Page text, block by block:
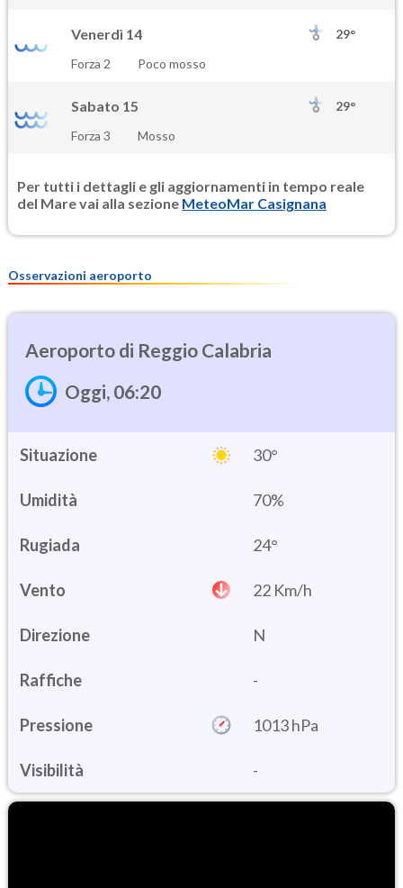
Venerdì 14
29°
Forza 2
Poco mosso
Sabato 15
29°
Forza 3
Mosso
Per tutti i dettagli e gli aggiornamenti in tempo reale
del Mare vai alla sezione MeteoMar Casignana
Osservazioni aeroporto
Reggio Calabria
Oggi, 06:20
Situazione 30°
Umidità 70%
24°
Vento 22 Km/h
Direzione N
Raffiche -
Pressione 1013 hPa
Visibilità -